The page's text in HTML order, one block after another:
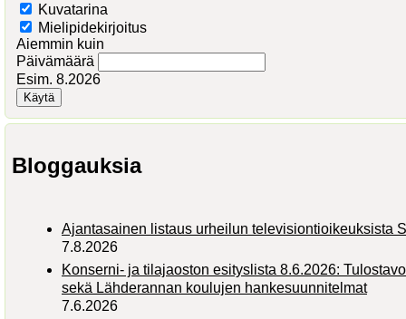
Kuvatarina
Mielipidekirjoitus
Aiemmin kuin
Päivämäärä
Esim. 8.2026
Bloggauksia
Ajantasainen listaus urheilun televisiontioikeuksista
7.8.2026
Konserni- ja tilajaoston esityslista 8.6.2026:
sekä Lähderannan koulujen hankesuunnitelmat
7.6.2026